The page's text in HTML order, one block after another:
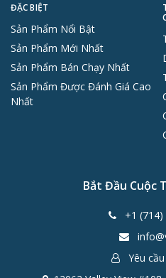
ĐẶC BIỆT
Sản Phẩm Nổi Bật
Sản Phẩm Mới Nhất
Sản Phẩm Bán Chạy Nhất
Sản Phẩm Được Đánh Giá Cao
Nhất
Bắt Đầu Cuộc
+1
Yêu